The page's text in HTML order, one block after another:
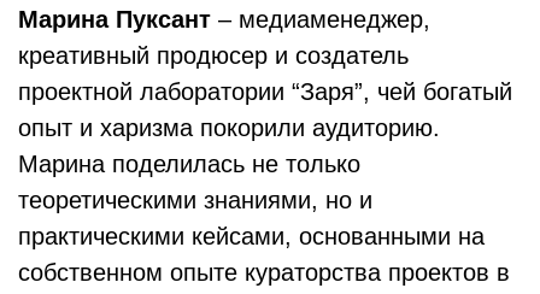
Марина Пуксант – медиаменеджер,
креативный продюсер и создатель
проектной лаборатории “Заря”, чей богатый
опыт и харизма покорили аудиторию.
Марина поделилась не только
теоретическими знаниями, но и
практическими кейсами, основанными на
собственном опыте кураторства проектов в